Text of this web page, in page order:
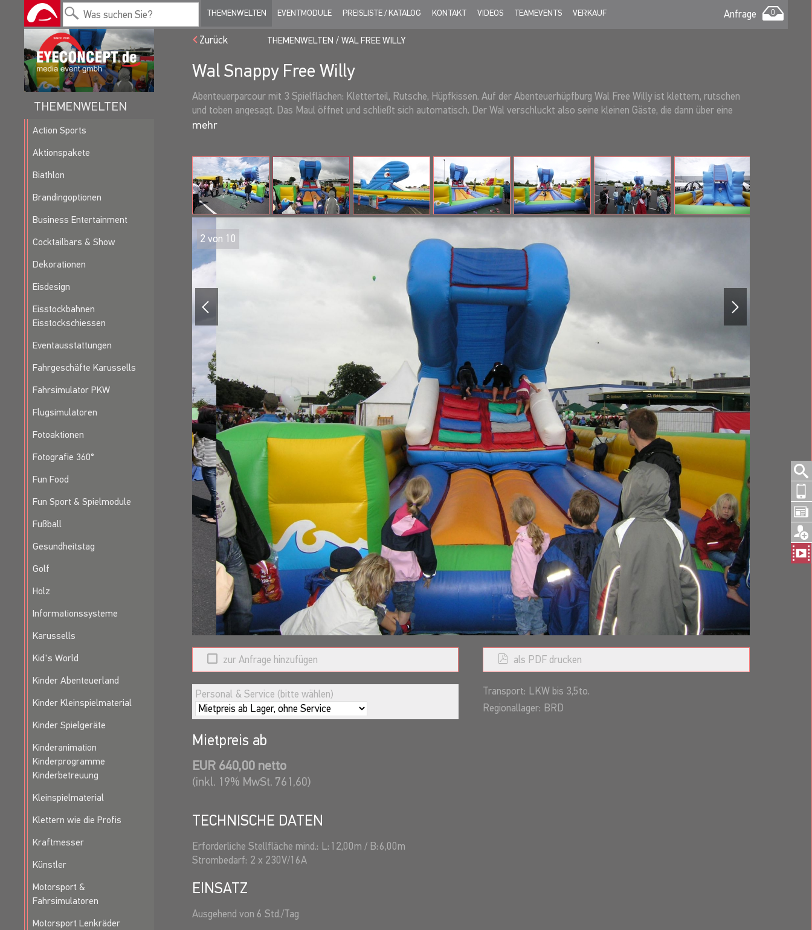
THEMENWELTEN EVENTMODULE PREISLISTE / KATALOG KONTAKT VIDEOS TEAMEVENTS VERKAUF Anfrage 0
THEMENWELTEN
Action Sports
Aktionspakete
Biathlon
Brandingoptionen
Business Entertainment
Cocktailbars & Show
Dekorationen
Eisdesign
Eisstockbahnen
Eisstockschiessen
Eventausstattungen
Fahrgeschäfte Karussells
Fahrsimulator PKW
Flugsimulatoren
Fotoaktionen
Fotografie 360°
Fun Food
Fun Sport & Spielmodule
Fußball
Gesundheitstag
Golf
Holz
Informationssysteme
Karussells
Kid's World
Kinder Abenteuerland
Kinder Kleinspielmaterial
Kinder Spielgeräte
Kinderanimation
Kinderprogramme
Kinderbetreuung
Kleinspielmaterial
Klettern wie die Profis
Kraftmesser
Künstler
Motorsport &
Fahrsimulatoren
Motorsport Lenkräder
Zurück THEMENWELTEN WAL FREE WILLY
Wal Snappy Free Willy
Abenteuerparcour mit 3 Spielflächen: Kletterteil, Rutsche, Hüpfkissen. Auf der Abenteuerhüpfburg Wal Free Willy ist klettern, rutschen
und toben angesagt. Das Maul öffnet und schließt sich automatisch. Der Wal verschluckt also seine kleinen Gäste, die dann über eine
Rutsche wieder entkommen können.
2 von 10
zur Anfrage hinzufügen als PDF drucken
Personal & Service (bitte wählen)
Mietpreis ab
EUR 640,00 netto
(inkl. 19% MwSt. 761,60)
Transport: LKW bis 3,5to.
Regionallager: BRD
TECHNISCHE DATEN
Erforderliche Stellfläche mind.: L: 12,00m / B:6,00m
Strombedarf: 2 x 230V/16A
EINSATZ
Ausgehend von 6 Std./Tag